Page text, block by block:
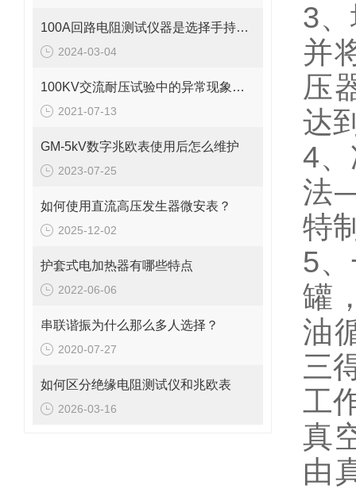
100A回路电阻测试仪器是选择手持的还是台式的
2024-03-04
100KV交流耐压试验中的异常现象及初步分析
2021-07-13
GM-5kV数字兆欧表使用后怎么维护
2023-07-25
如何使用直流高压发生器微安表？
2025-12-02
护套式电加热器有哪些特点
2022-06-06
串联谐振为什么那么多人选择？
2020-07-27
如何区分绝缘电阻测试仪和兆欧表
2026-03-16
3
并
压
达
4
法
特
5
罐
油
三
工
真
由